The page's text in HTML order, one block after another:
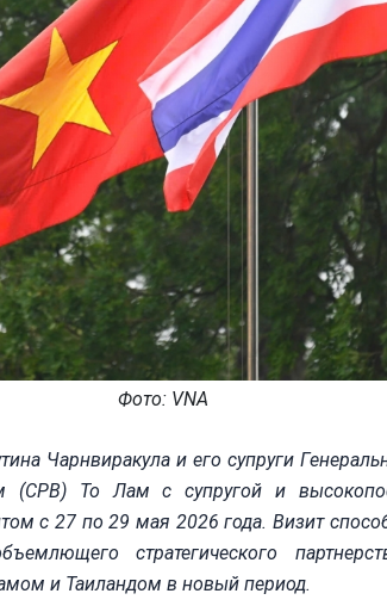
Фото: VNA
Чарнвиракула и его супруги
(СРВ) То Лам с супругой и
с 27 по 29 мая 2026 года. Визит
стратегического
и Таиландом в новый период.